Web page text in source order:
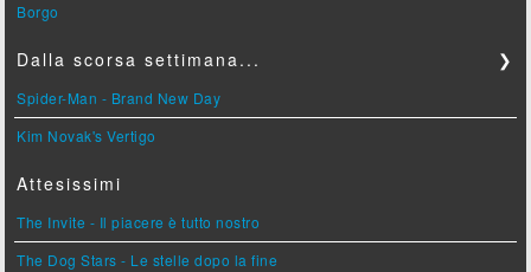
Borgo
Dalla scorsa settimana... ❯
Spider-Man - Brand New Day
Kim Novak's Vertigo
Attesissimi
The Invite - Il piacere è tutto nostro
The Dog Stars - Le stelle dopo la fine